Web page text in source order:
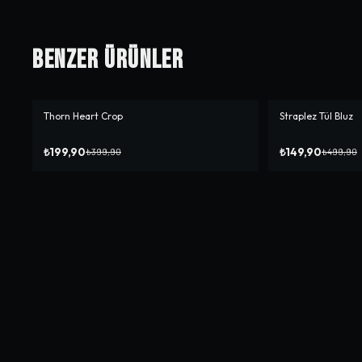
Benzer Ürünler
-%50
Thorn Heart Crop
₺199,90₺399,90
-%70
Straplez Tül Bluz
₺149,90₺499,90